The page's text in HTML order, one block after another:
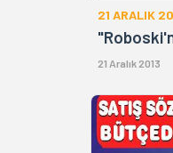
21 ARALIK
21 Aralık 2013